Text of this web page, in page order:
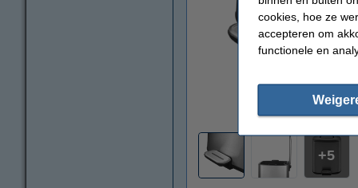
5
cookies, hoe ze
accepteren om
functionele en